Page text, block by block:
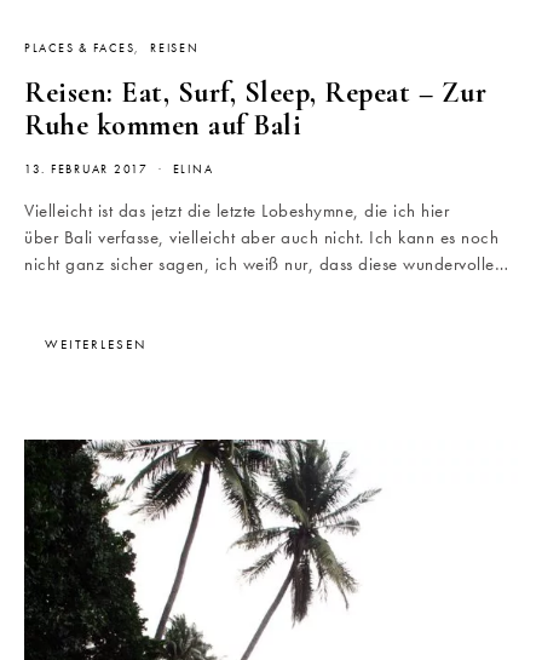
PLACES & FACES REISEN
Reisen: Eat, Surf, Sleep, Repeat – Zur
Ruhe kommen auf Bali
13. FEBRUAR 2017 ELINA
Vielleicht ist das jetzt die letzte Lobeshymne, die ich hier
über Bali verfasse, vielleicht aber auch nicht. Ich kann es noch
nicht ganz sicher sagen, ich weiß nur, dass diese wundervolle…
WEITERLESEN